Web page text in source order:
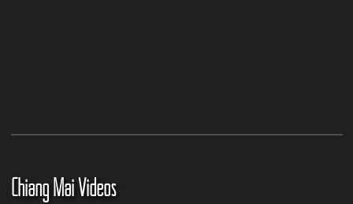
Chiang Mai Videos